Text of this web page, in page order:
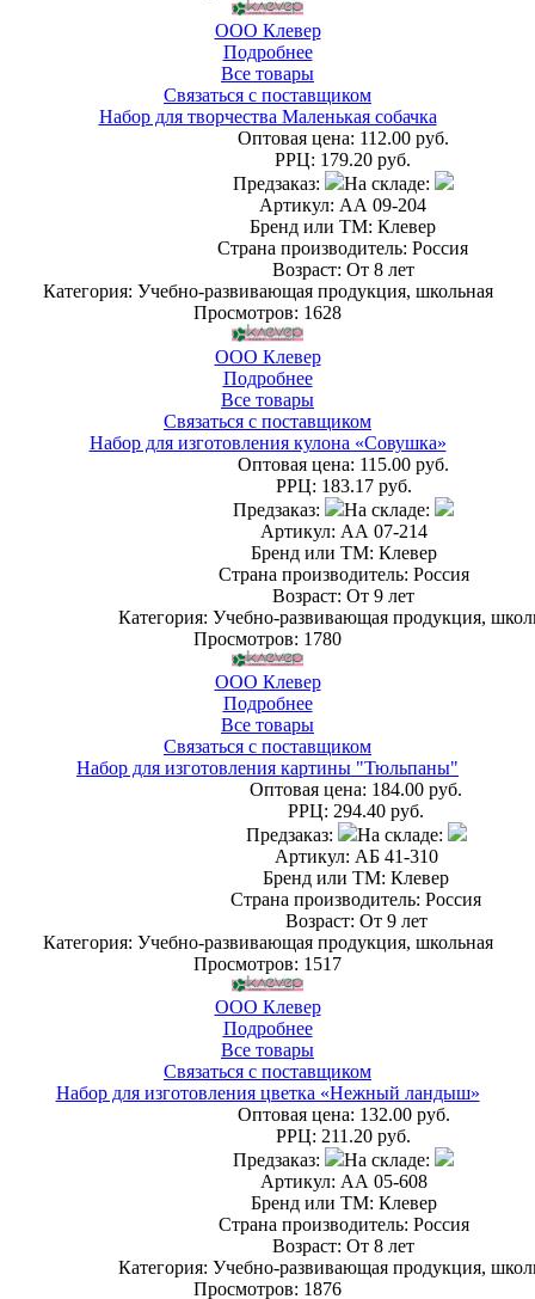
ООО Клевер
Подробнее
Все товары
Связаться с поставщиком
Набор для творчества Маленькая собачка
Оптовая цена: 112.00 руб.
РРЦ: 179.20 руб.
Предзаказ:
На складе:
Артикул: АА 09-204
Бренд или ТМ: Клевер
Страна производитель: Россия
Возраст: От 8 лет
Категория: Учебно-развивающая продукция, школьная
Просмотров: 1628
ООО Клевер
Подробнее
Все товары
Связаться с поставщиком
Набор для изготовления кулона «Совушка»
Оптовая цена: 115.00 руб.
РРЦ: 183.17 руб.
Предзаказ:
На складе:
Артикул: АА 07-214
Бренд или ТМ: Клевер
Страна производитель: Россия
Возраст: От 9 лет
Категория: Учебно-развивающая продукция,
Просмотров: 1780
ООО Клевер
Подробнее
Все товары
Связаться с поставщиком
Набор для изготовления картины "Тюльпаны"
Оптовая цена: 184.00 руб.
РРЦ: 294.40 руб.
Предзаказ:
На складе:
Артикул: АБ 41-310
Бренд или ТМ: Клевер
Страна производитель: Россия
Возраст: От 9 лет
Категория: Учебно-развивающая продукция, школьная
Просмотров: 1517
ООО Клевер
Подробнее
Все товары
Связаться с поставщиком
Набор для изготовления цветка «Нежный ландыш»
Оптовая цена: 132.00 руб.
РРЦ: 211.20 руб.
Предзаказ:
На складе:
Артикул: АА 05-608
Бренд или ТМ: Клевер
Страна производитель: Россия
Возраст: От 8 лет
Категория: Учебно-развивающая продукция,
Просмотров: 1876